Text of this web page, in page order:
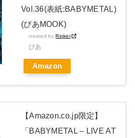
FORTH DELUXE JAPAN EDITION
Vol.36(表紙:BABYMETAL)
(ぴあMOOK)
created byRinker
ぴあ
Amazon
【Amazon.co.jp限定】
「BABYMETAL – LIVE AT